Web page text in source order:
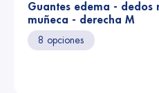
Guantes edema -
muñeca - derecha M
8 opciones